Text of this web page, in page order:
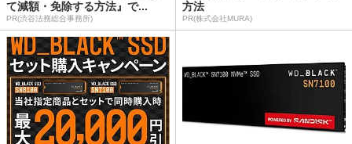
て減額・免除する方法』で...
PR(渋谷法務総合事務所)
方法
PR(株式会社MURA)